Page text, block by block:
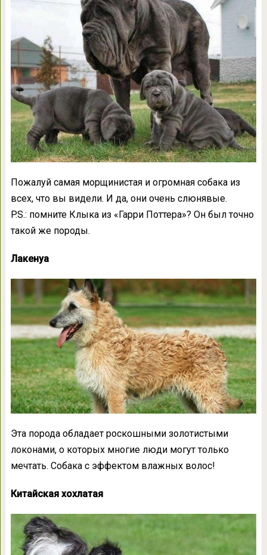
Пожалуй самая морщинистая и огромная собака из
всех, что вы видели. И да, они очень слюнявые.
P.S.: помните Клыка из «Гарри Поттера»? Он был точно
такой же породы.
Лакенуа
Эта порода обладает роскошными золотистыми
локонами, о которых многие люди могут только
мечтать. Собака с эффектом влажных волос!
Китайская хохлатая